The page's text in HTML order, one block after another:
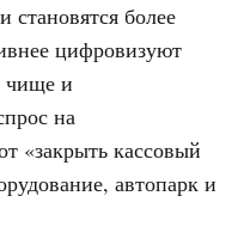
более
цифровизуют
чище и
на
«закрыть кассовый
автопарк и